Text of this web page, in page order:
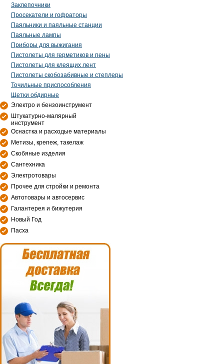
Заклепочники
Просекатели и гофраторы
Паяльники и паяльные станции
Паяльные лампы
Приборы для выжигания
Пистолеты для герметиков и пены
Пистолеты для клеящих лент
Пистолеты скобозабивные и степлеры
Точильные приспособления
Щетки обдирные
Электро и бензоинструмент
Штукатурно-малярный
инструмент
Оснастка и расходые материалы
Метизы, крепеж, такелаж
Скобяные изделия
Сантехника
Электротовары
Прочее для стройки и ремонта
Автотовары и автосервис
Галантерея и бижутерия
Новый Год
Пасха